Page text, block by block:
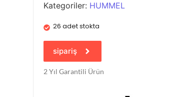
Kategoriler: HUMMEL
26 adet stokta
sipariş
2 Yıl Garantili Ürün